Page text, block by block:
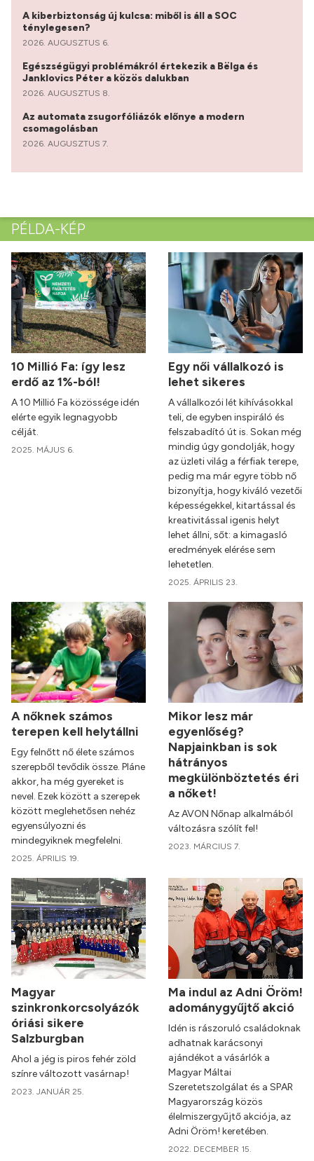
A kiberbiztonság új kulcsa: miből is áll a SOC
ténylegesen?
2026. AUGUSZTUS 6.
Egészségügyi problémákról értekezik a Bëlga és
Janklovics Péter a közös dalukban
2026. AUGUSZTUS 8.
Az automata zsugorfóliázók előnye a modern
csomagolásban
2026. AUGUSZTUS 7.
PÉLDA-KÉP
10 Millió Fa: így lesz
erdő az 1%-ból!
A 10 Millió Fa közössége idén
elérte egyik legnagyobb
célját.
2025. MÁJUS 6.
Egy női vállalkozó is
lehet sikeres
A vállalkozói lét kihívásokkal
teli, de egyben inspiráló és
felszabadító út is. Sokan még
mindig úgy gondolják, hogy
az üzleti világ a férfiak terepe,
pedig ma már egyre több nő
bizonyítja, hogy kiváló vezetői
képességekkel, kitartással és
kreativitással igenis helyt
lehet állni, sőt: a kimagasló
eredmények elérése sem
lehetetlen.
2025. ÁPRILIS 23.
A nőknek számos
terepen kell helytállni
Egy felnőtt nő élete számos
szerepből tevődik össze. Pláne
akkor, ha még gyereket is
nevel. Ezek között a szerepek
között meglehetősen nehéz
egyensúlyozni és
mindegyiknek megfelelni.
2025. ÁPRILIS 19.
Mikor lesz már
egyenlőség?
Napjainkban is sok
hátrányos
megkülönböztetés éri
a nőket!
Az AVON Nőnap alkalmából
változásra szólít fel!
2023. MÁRCIUS 7.
Magyar
szinkronkorcsolyázók
óriási sikere
Salzburgban
Ahol a jég is piros fehér zöld
színre változott vasárnap!
2023. JANUÁR 25.
Ma indul az Adni Öröm!
adománygyűjtő akció
Idén is rászoruló családoknak
adhatnak karácsonyi
ajándékot a vásárlók a
Magyar Máltai
Szeretetszolgálat és a SPAR
Magyarország közös
élelmiszergyűjtő akciója, az
Adni Öröm! keretében.
2022. DECEMBER 15.